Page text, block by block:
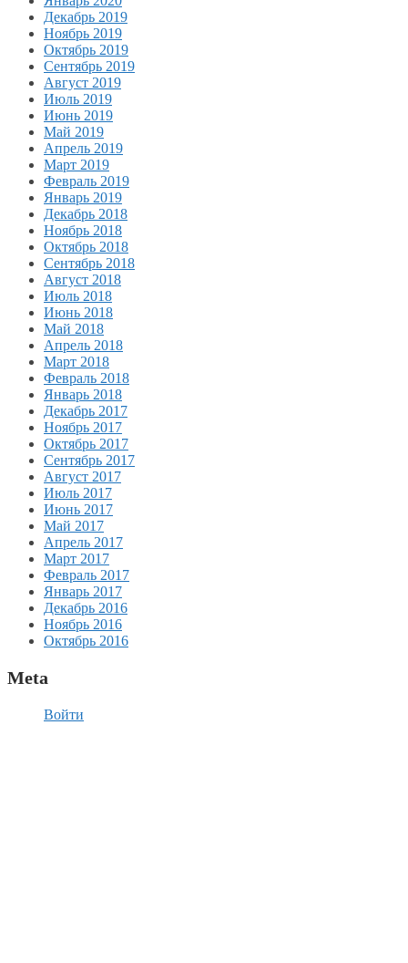
Декабрь 2019
Ноябрь 2019
Октябрь 2019
Сентябрь 2019
Август 2019
Июль 2019
Июнь 2019
Май 2019
Апрель 2019
Март 2019
Февраль 2019
Январь 2019
Декабрь 2018
Ноябрь 2018
Октябрь 2018
Сентябрь 2018
Август 2018
Июль 2018
Июнь 2018
Май 2018
Апрель 2018
Март 2018
Февраль 2018
Январь 2018
Декабрь 2017
Ноябрь 2017
Октябрь 2017
Сентябрь 2017
Август 2017
Июль 2017
Июнь 2017
Май 2017
Апрель 2017
Март 2017
Февраль 2017
Январь 2017
Декабрь 2016
Ноябрь 2016
Октябрь 2016
Meta
Войти